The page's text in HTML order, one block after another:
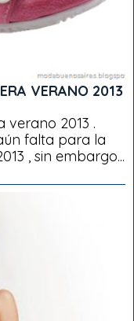
VERANO 2013
verano 2013 .
falta para la
, sin embargo...